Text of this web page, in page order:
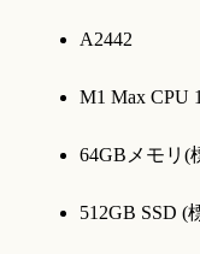
A2442
M1 Max CPU
64GBメモリ(
512GB SSD (